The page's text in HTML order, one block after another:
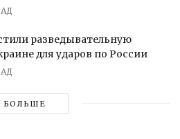
разведывательную
для ударов по России
БОЛЬШЕ